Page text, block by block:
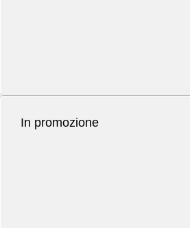
In promozione